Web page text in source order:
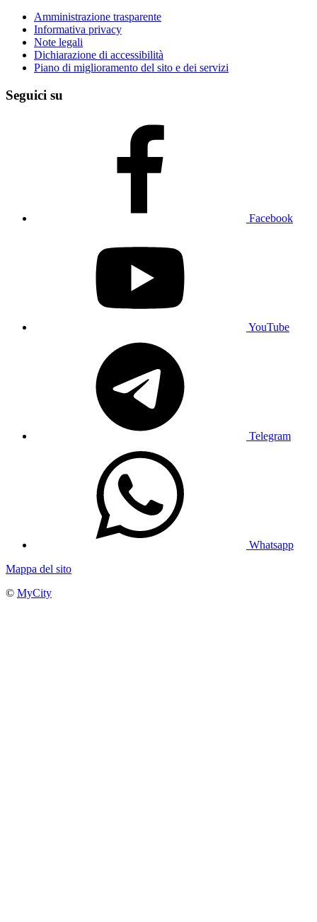
Amministrazione trasparente
Informativa privacy
Note legali
Dichiarazione di accessibilità
Piano di miglioramento del sito e dei servizi
Seguici su
Facebook
YouTube
Telegram
Whatsapp
Mappa del sito
© MyCity